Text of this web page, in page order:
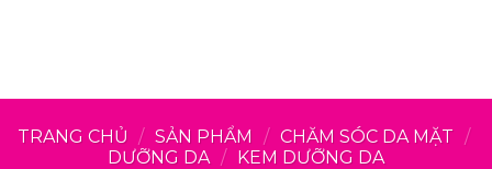
TRANG CHỦ / SẢN PHẨM / CHĂM SÓC DA MẶT /
DƯỠNG DA / KEM DƯỠNG DA